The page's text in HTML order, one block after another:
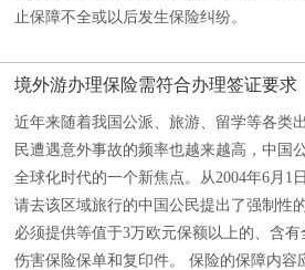
止保障不全或以后发生保险纠纷。
境外游办理保险需符合办理签证要求
近年来随着我国公派、旅游、留学等各类
民遭遇意外事故的频率也越来越高，中国
全球化时代的一个新焦点。从2004年6月1
请去该区域旅行的中国公民提出了强制性
必须提供等值于3万欧元保额以上的、含
伤害保险保单和复印件。 保险的保障内容